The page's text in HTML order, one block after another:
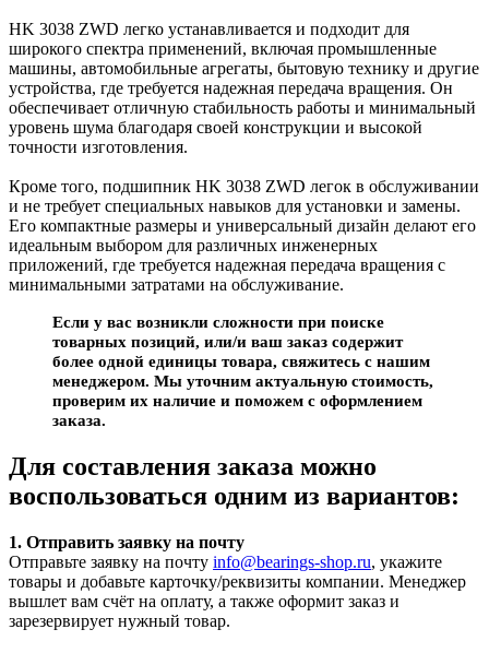
HK 3038 ZWD легко устанавливается и подходит для
широкого спектра применений, включая промышленные
машины, автомобильные агрегаты, бытовую технику и другие
устройства, где требуется надежная передача вращения. Он
обеспечивает отличную стабильность работы и минимальный
уровень шума благодаря своей конструкции и высокой
точности изготовления.
Кроме того, подшипник HK 3038 ZWD легок в обслуживании
и не требует специальных навыков для установки и замены.
Его компактные размеры и универсальный дизайн делают его
идеальным выбором для различных инженерных
приложений, где требуется надежная передача вращения с
минимальными затратами на обслуживание.
Если у вас возникли сложности при поиске
товарных позиций, или/и ваш заказ содержит
более одной единицы товара, свяжитесь с нашим
менеджером. Мы уточним актуальную стоимость,
проверим их наличие и поможем с оформлением
заказа.
Для составления заказа можно
воспользоваться одним из вариантов:
1. Отправить заявку на почту
Отправьте заявку на почту info@bearings-shop.ru, укажите
товары и добавьте карточку/реквизиты компании. Менеджер
вышлет вам счёт на оплату, а также оформит заказ и
зарезервирует нужный товар.